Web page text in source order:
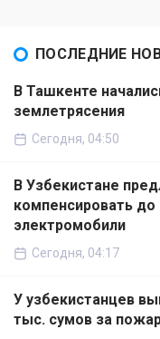
ПОСЛЕДНИЕ
В Ташкенте
землетрясения
Сегодня, 04:50
В Узбекистане
компенсировать до
электромобили
Сегодня, 04:17
У узбекистанцев
тыс. сумов за